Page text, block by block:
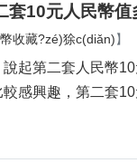
套10元人民幣值
收藏?zé)狳c(diǎn)】
第二套人民幣10
感興趣，第二套